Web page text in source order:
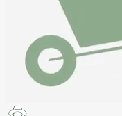
Figuier
Kaki
Nashi